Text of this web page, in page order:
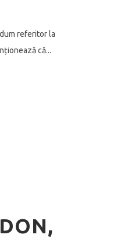
referitor la
că...